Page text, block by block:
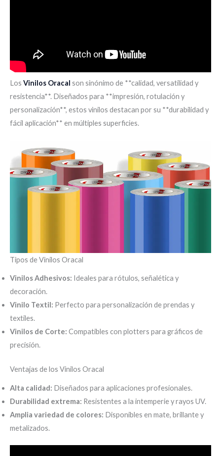
Los Vinilos Oracal son sinónimo de **calidad, versatilidad y
resistencia**. Diseñados para **impresión, rotulación y
personalización**, estos vinilos destacan por su **durabilidad y
fácil aplicación** en múltiples superficies.
Tipos de Vinilos Oracal
Vinilos Adhesivos: Ideales para rótulos, señalética y
decoración.
Vinilo Textil: Perfecto para personalización de prendas y
textiles.
Vinilos de Corte: Compatibles con plotters para gráficos de
precisión.
Ventajas de los Vinilos Oracal
Alta calidad: Diseñados para aplicaciones profesionales.
Durabilidad extrema: Resistentes a la intemperie y rayos UV.
Amplia variedad de colores: Disponibles en mate, brillante y
metalizados.